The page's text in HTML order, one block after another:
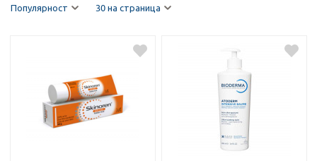
Популярност 30 на страница